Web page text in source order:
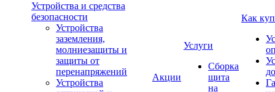
Устройства и средства
безопасности
Устройства
заземления,
молниезащиты и
защиты от
перенапряжений
Устройства
Акции
Услуги
Сборка
щита
на
Как